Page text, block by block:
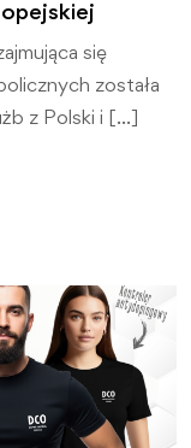
się
została
z Polski i […]